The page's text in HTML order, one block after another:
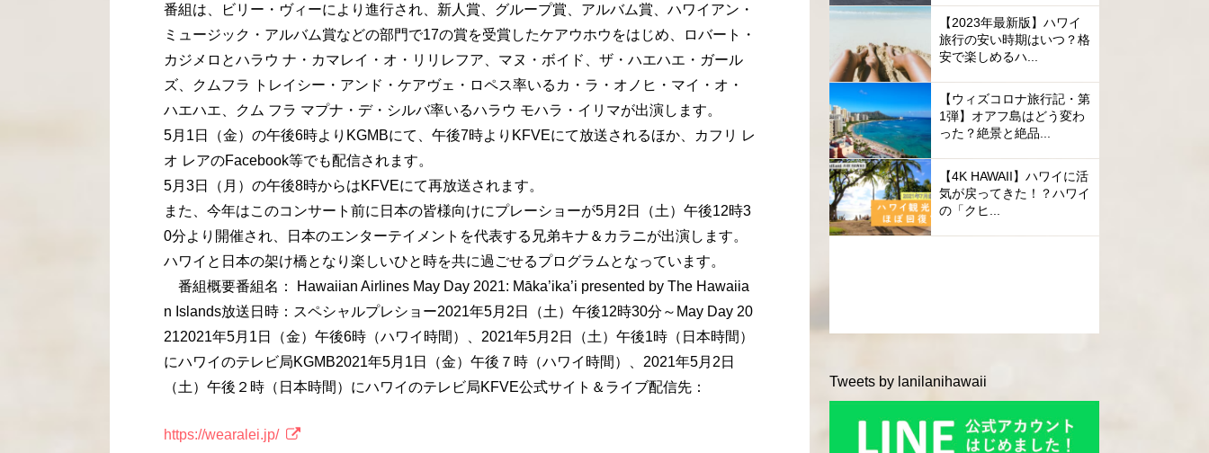
番組は、ビリー・ヴィーにより進行され、新人賞、グループ賞、アルバム賞、ハワイアン・
ミュージック・アルバム賞などの部門で17の賞を受賞したケアウホウをはじめ、ロバート・
カジメロとハラウ ナ・カマレイ・オ・リリレフア、マヌ・ボイド、ザ・ハエハエ・ガール
ズ、クムフラ トレイシー・アンド・ケアヴェ・ロペス率いるカ・ラ・オノヒ・マイ・オ・
ハエハエ、クム フラ マプナ・デ・シルバ率いるハラウ モハラ・イリマが出演します。
5月1日（金）の午後6時よりKGMBにて、午後7時よりKFVEにて放送されるほか、カフリ レ
オ レアのFacebook等でも配信されます。
5月3日（月）の午後8時からはKFVEにて再放送されます。
また、今年はこのコンサート前に日本の皆様向けにプレーショーが5月2日（土）午後12時3
0分より開催され、日本のエンターテイメントを代表する兄弟キナ＆カラニが出演します。
ハワイと日本の架け橋となり楽しいひと時を共に過ごせるプログラムとなっています。
番組概要番組名： Hawaiian Airlines May Day 2021: Māka’ika’i presented by The Hawaiia
n Islands放送日時：スペシャルプレショー2021年5月2日（土）午後12時30分～May Day 20
212021年5月1日（金）午後6時（ハワイ時間）、2021年5月2日（土）午後1時（日本時間）
にハワイのテレビ局KGMB2021年5月1日（金）午後７時（ハワイ時間）、2021年5月2日
（土）午後２時（日本時間）にハワイのテレビ局KFVE公式サイト＆ライブ配信先：
https://wearalei.jp/
【2023年最新版】ハワイ
旅行の安い時期はいつ？格
安で楽しめるハ...
【ウィズコロナ旅行記・第
1弾】オアフ島はどう変わ
った？絶景と絶品...
【4K HAWAII】ハワイに活
気が戻ってきた！？ハワイ
の「クヒ...
Tweets by lanilanihawaii